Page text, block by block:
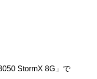
StormX 8G」で